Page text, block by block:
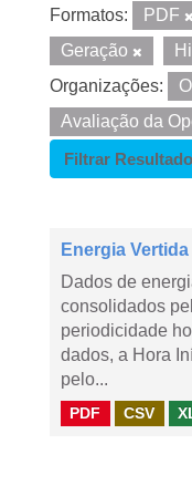
Formatos: PDF
Geração
Organizações:
Avaliação da
Filtrar
Energia
Dados de
consolidados
periodicidade
dados, a Hora
pelo...
PDF CSV